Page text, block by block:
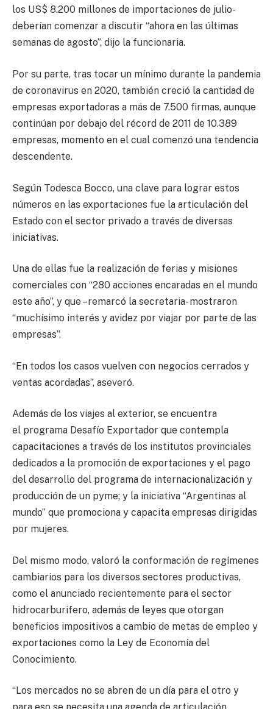
los US$ 8.200 millones de importaciones de julio-
deberían comenzar a discutir “ahora en las últimas
semanas de agosto”, dijo la funcionaria.
Por su parte, tras tocar un mínimo durante la pandemia
de coronavirus en 2020, también creció la cantidad de
empresas exportadoras a más de 7.500 firmas, aunque
continúan por debajo del récord de 2011 de 10.389
empresas, momento en el cual comenzó una tendencia
descendente.
Según Todesca Bocco, una clave para lograr estos
números en las exportaciones fue la articulación del
Estado con el sector privado a través de diversas
iniciativas.
Una de ellas fue la realización de ferias y misiones
comerciales con “280 acciones encaradas en el mundo
este año”, y que –remarcó la secretaria- mostraron
“muchísimo interés y avidez por viajar por parte de las
empresas”.
“En todos los casos vuelven con negocios cerrados y
ventas acordadas”, aseveró.
Además de los viajes al exterior, se encuentra
el programa Desafío Exportador que contempla
capacitaciones a través de los institutos provinciales
dedicados a la promoción de exportaciones y el pago
del desarrollo del programa de internacionalización y
producción de un pyme; y la iniciativa “Argentinas al
mundo” que promociona y capacita empresas dirigidas
por mujeres.
Del mismo modo, valoró la conformación de regímenes
cambiarios para los diversos sectores productivas,
como el anunciado recientemente para el sector
hidrocarburifero, además de leyes que otorgan
beneficios impositivos a cambio de metas de empleo y
exportaciones como la Ley de Economía del
Conocimiento.
“Los mercados no se abren de un día para el otro y